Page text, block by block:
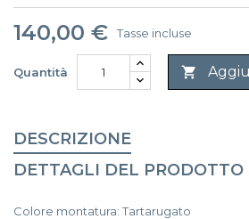
140,00 € Tasse incluse
Quantità 
DESCRIZIONE
DETTAGLI DEL PRODOTTO
Colore montatura: Tartarugato